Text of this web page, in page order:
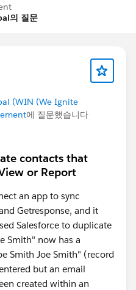
의 질문
(WIN (We Ignite
에 질문했습니다
contacts that
or Report
an app to sync
Getresponse, and it
Salesforce to duplicate
Smith" now has a
Smith Joe Smith" (record
but an email
created within an